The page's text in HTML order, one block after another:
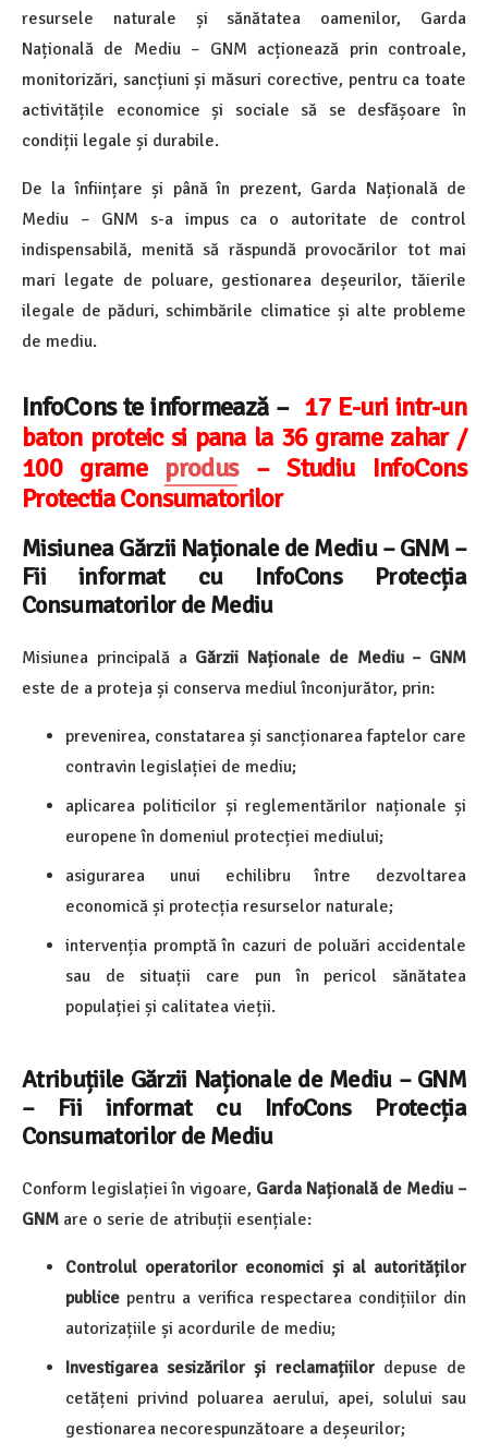
resursele naturale și sănătatea oamenilor, Garda
Națională de Mediu – GNM acționează prin controale,
monitorizări, sancțiuni și măsuri corective, pentru ca toate
activitățile economice și sociale să se desfășoare în
condiții legale și durabile.
De la înființare și până în prezent, Garda Națională de
Mediu – GNM s-a impus ca o autoritate de control
indispensabilă, menită să răspundă provocărilor tot mai
mari legate de poluare, gestionarea deșeurilor, tăierile
ilegale de păduri, schimbările climatice și alte probleme
de mediu.
InfoCons te informează – 17 E-uri intr-un
baton proteic si pana la 36 grame zahar /
100 grame produs– Studiu InfoCons
Protectia Consumatorilor
Misiunea Gărzii Naționale de Mediu – GNM –
Fii informat cu InfoCons Protecția
Consumatorilor de Mediu
Misiunea principală a Gărzii Naționale de Mediu – GNM
este de a proteja și conserva mediul înconjurător, prin:
prevenirea, constatarea și sancționarea faptelor care
contravin legislației de mediu;
aplicarea politicilor și reglementărilor naționale și
europene în domeniul protecției mediului;
asigurarea unui echilibru între dezvoltarea
economică și protecția resurselor naturale;
intervenția promptă în cazuri de poluări accidentale
sau de situații care pun în pericol sănătatea
populației și calitatea vieții.
Atribuțiile Gărzii Naționale de Mediu – GNM
– Fii informat cu InfoCons Protecția
Consumatorilor de Mediu
Conform legislației în vigoare, Garda Națională de Mediu –
GNM are o serie de atribuții esențiale:
Controlul operatorilor economici și al autorităților
publice pentru a verifica respectarea condițiilor din
autorizațiile și acordurile de mediu;
Investigarea sesizărilor și reclamațiilordepuse de
cetățeni privind poluarea aerului, apei, solului sau
gestionarea necorespunzătoare a deșeurilor;